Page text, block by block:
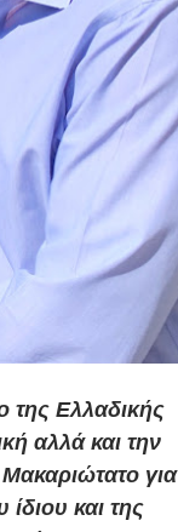
της Ελλαδικής
αλλά και την
για
και της